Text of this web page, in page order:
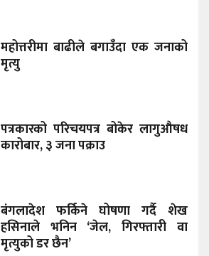
महोत्तरीमा बाढीले बगाउँदा एक जनाको
मृत्यु
पत्रकारको परिचयपत्र बोकेर लागुऔषध
कारोबार, ३ जना पक्राउ
बंगलादेश फर्किने घोषणा गर्दै शेख
हसिनाले भनिन ‘जेल, गिरफ्तारी वा
मृत्युको डर छैन’